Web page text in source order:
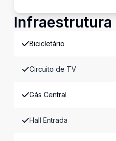
Infraestrutura
Bicicletário
Circuito de TV
Gás Central
Hall Entrada